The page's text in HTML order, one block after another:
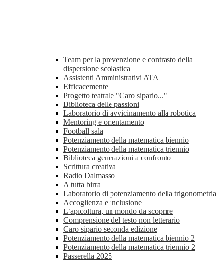
Team per la prevenzione e contrasto della
dispersione scolastica
Assistenti Amministrativi ATA
Efficacemente
Progetto teatrale "Caro sipario..."
Biblioteca delle passioni
Laboratorio di avvicinamento alla robotica
Mentoring e orientamento
Football sala
Potenziamento della matematica biennio
Potenziamento della matematica triennio
Biblioteca generazioni a confronto
Scrittura creativa
Radio Dalmasso
A tutta birra
Laboratorio di potenziamento della trigonometria
Accoglienza e inclusione
L’apicoltura, un mondo da scoprire
Comprensione del testo non letterario
Caro sipario seconda edizione
Potenziamento della matematica biennio 2
Potenziamento della matematica triennio 2
Passerella 2025